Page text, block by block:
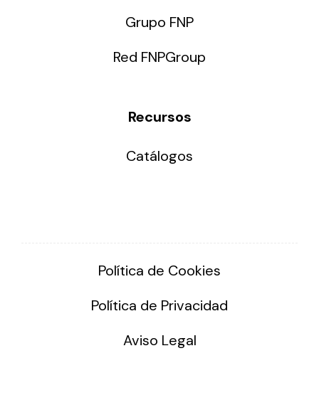
Grupo FNP
Red FNPGroup
Recursos
Catálogos
Política de Cookies
Política de Privacidad
Aviso Legal